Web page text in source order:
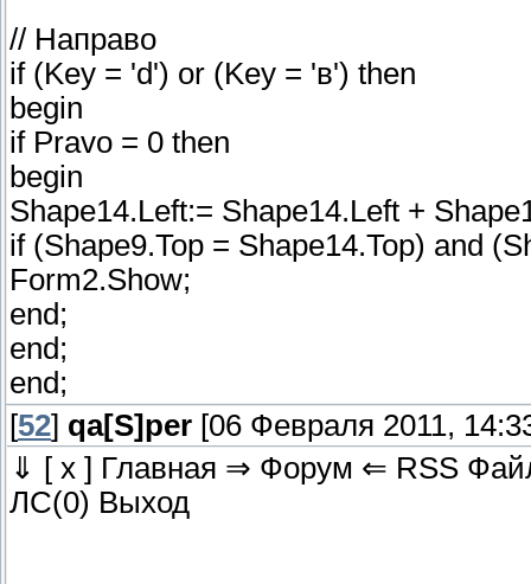
// Направо
if (Key = 'd') or (Key = 'в') then
begin
if Pravo = 0 then
begin
Shape14.Left:= Shape14.Left +
if (Shape9.Top = Shape14.Top) and
Form2.Show;
end;
end;
end;
[52] qa[S]per [06 Февраля 2011,
⇓ [ x ] Главная ⇒ Форум ⇐ RSS
ЛС(0) Выход